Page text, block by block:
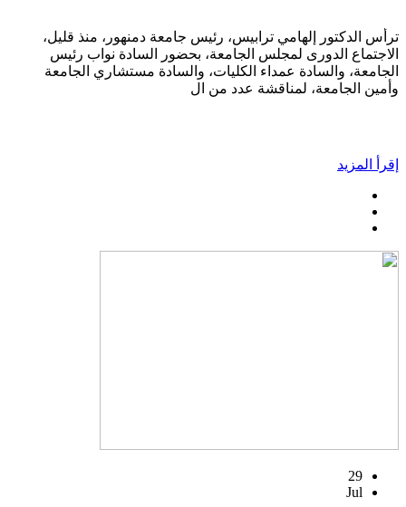
ترأس الدكتور إلهامي ترابيس، رئيس جامعة دمنهور، منذ قليل،
الاجتماع الدورى لمجلس الجامعة، بحضور السادة نواب رئيس
الجامعة، والسادة عمداء الكليات، والسادة مستشاري الجامعة
وأمين الجامعة، لمناقشة عدد من ال
إقرأ المزيد
29
Jul